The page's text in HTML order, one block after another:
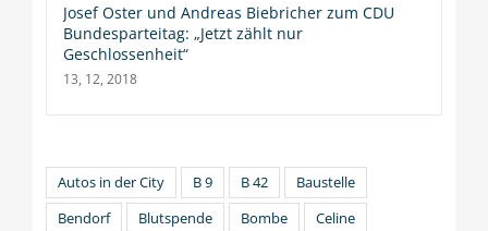
Josef Oster und Andreas Biebricher zum CDU
Bundesparteitag: „Jetzt zählt nur
Geschlossenheit“
13, 12, 2018
Autos in der City B 9 B 42
Baustelle
Bendorf
Blutspende Bombe
Celine